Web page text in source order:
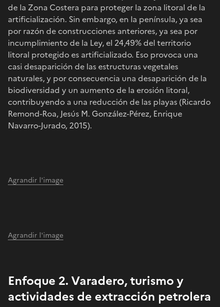
de la Zona Costera para proteger la zona litoral de la
artificialización. Sin embargo, en la península, ya sea
por razón de construcciones anteriores, ya sea por
incumplimiento de la Ley, el 24,49% del territorio
litoral protegido es artificializado. Eso provoca una
casi desaparición de las estructuras vegetales
naturales, y por consecuencia una desaparición de la
biodiversidad y un aumento de la erosión litoral,
contribuyendo a una reducción de las playas (Ricardo
Remond-Roa, Jesús M. González-Pérez, Enrique
Navarro-Jurado, 2015).
Agrandir l'image
Agrandir l'image
Enfoque 2. Varadero, turismo y
actividades de extracción petrolera